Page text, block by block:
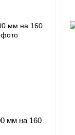
мм на 160